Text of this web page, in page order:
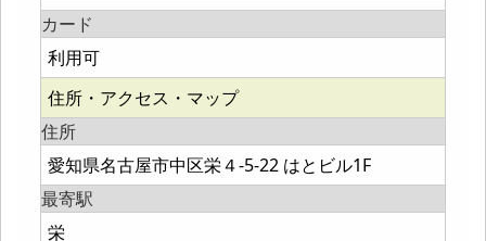
カード
利用可
住所・アクセス・マップ
住所
愛知県名古屋市中区栄４-5-22 はとビル1F
最寄駅
栄